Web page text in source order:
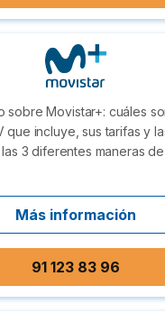
sobre Movistar+: cuáles
que incluye, sus tarifas y
3 diferentes maneras
Más información
91 123 83 96